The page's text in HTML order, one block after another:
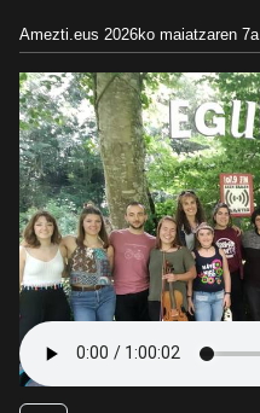
Amezti.eus 2026ko maiatzaren 7a